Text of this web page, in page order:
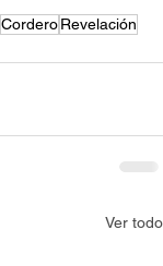
CorderoRevelación
Ver todo